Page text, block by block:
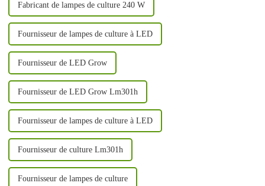
Fabricant de lampes de culture 240 W
Fournisseur de lampes de culture à LED
Fournisseur de LED Grow
Fournisseur de LED Grow Lm301h
Fournisseur de lampes de culture à LED
Fournisseur de culture Lm301h
Fournisseur de lampes de culture